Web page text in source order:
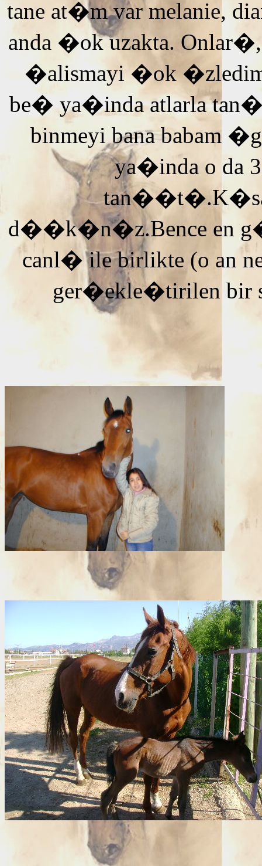
tane at�m var melanie,
anda �ok uzakta.
�alismayi �ok
be� ya�inda atlarla
binmeyi bana babam
ya�inda o da
d��k�n�z.Bence en
canl� ile birlikte (o an
ger�ekle�tirilen bir